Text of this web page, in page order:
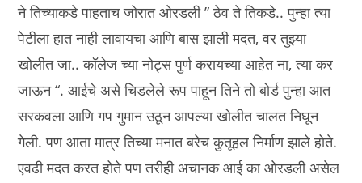
ने तिच्याकडे पाहताच जोरात ओरडली ” ठेव ते तिकडे.. पुन्हा त्या
पेटीला हात नाही लावायचा आणि बास झाली मदत, वर तुझ्या
खोलीत जा.. कॉलेज च्या नोट्स पुर्ण करायच्या आहेत ना, त्या कर
जाऊन “. आईचे असे चिडलेले रूप पाहून तिने तो बोर्ड पुन्हा आत
सरकवला आणि गप गुमान उठून आपल्या खोलीत चालत निघून
गेली. पण आता मात्र तिच्या मनात बरेच कुतूहल निर्माण झाले होते.
एवढी मदत करत होते पण तरीही अचानक आई का ओरडली असेल